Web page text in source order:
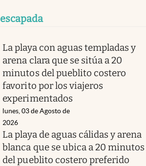
escapada
La playa con aguas templadas y
arena clara que se sitúa a 20
minutos del pueblito costero
favorito por los viajeros
experimentados
lunes, 03 de Agosto de
2026
La playa de aguas cálidas y arena
blanca que se ubica a 20 minutos
del pueblito costero preferido